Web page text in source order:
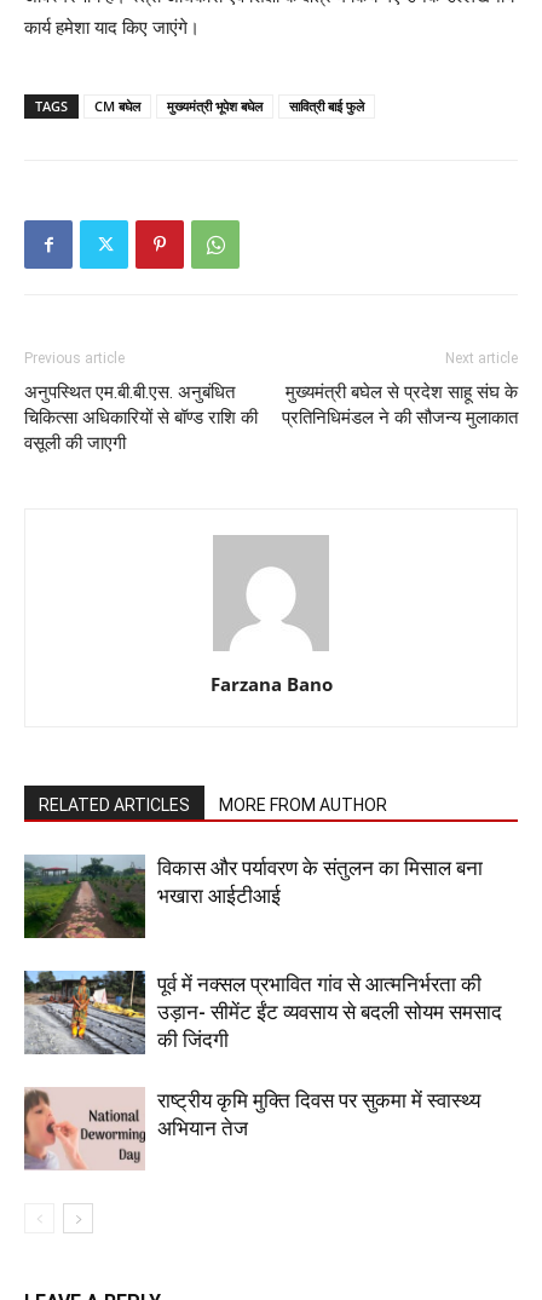
कार्य हमेशा याद किए जाएंगे।
TAGS CM बघेल मुख्‍यमंत्री भूपेश बघेल सावित्री बाई फुले
Previous article
अनुपस्थित एम.बी.बी.एस. अनुबंधित
चिकित्सा अधिकारियों से बॉण्ड राशि की
वसूली की जाएगी
Next article
मुख्यमंत्री बघेल से प्रदेश साहू संघ के
प्रतिनिधिमंडल ने की सौजन्य मुलाकात
Farzana Bano
RELATED ARTICLES MORE FROM AUTHOR
विकास और पर्यावरण के संतुलन का मिसाल बना
भखारा आईटीआई
पूर्व में नक्सल प्रभावित गांव से आत्मनिर्भरता की
उड़ान- सीमेंट ईंट व्यवसाय से बदली सोयम समसाद
की जिंदगी
राष्ट्रीय कृमि मुक्ति दिवस पर सुकमा में स्वास्थ्य
अभियान तेज